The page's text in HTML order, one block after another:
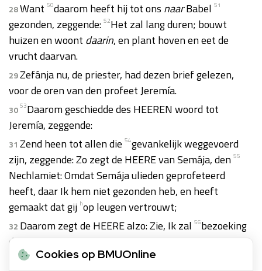
28Want 50daarom heeft hij tot ons naarBabel 51
gezonden, zeggende: 52Het zal lang duren; bouwt
huizen en woont daarin, en plant hoven en eet de
vrucht daarvan.
29Zefánja nu, de priester, had dezen brief gelezen,
voor de oren van den profeet Jeremía.
30 53Daarom geschiedde des HEEREN woord tot
Jeremía, zeggende:
31 Zend heen tot allen die 54gevankelijk weggevoerd
zijn, zeggende: Zo zegt de HEERE van Semája, den 55
Nechlamiet: Omdat Semája ulieden geprofeteerd
heeft, daar Ik hem niet gezonden heb, en heeft
gemaakt dat gij hop leugen vertrouwt;
32 Daarom zegt de HEERE alzo: Zie, Ik zal 56bezoeking
doen over Semája, den Nechlamiet, en over zijn zaad;
hij zal niemand hebben die in het midden dezes volks
Cookies op BMUOnline